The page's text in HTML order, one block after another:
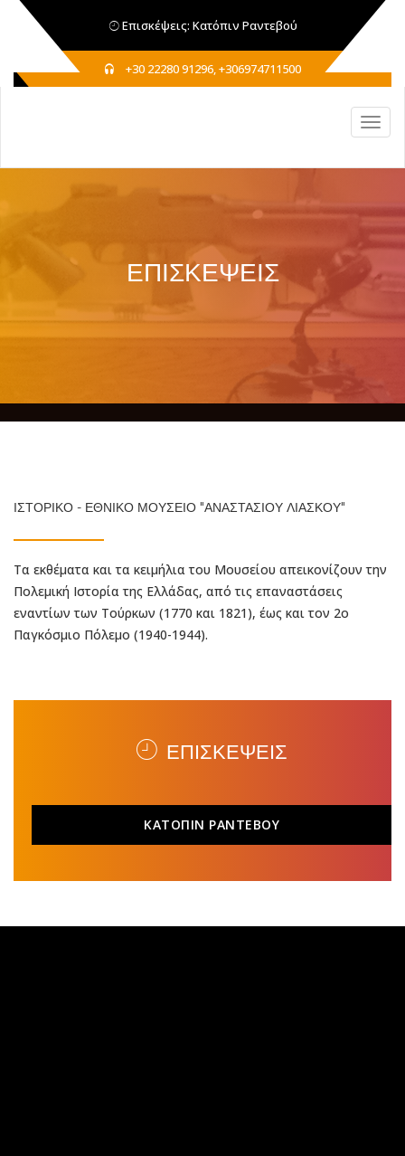
Επισκέψεις: Κατόπιν Ραντεβού
+30 22280 91296, +306974711500
ΕΠΙΣΚΕΨΕΙΣ
ΙΣΤΟΡΙΚΟ - ΕΘΝΙΚΟ ΜΟΥΣΕΙΟ "ΑΝΑΣΤΑΣΙΟΥ ΛΙΑΣΚΟΥ"
Τα εκθέματα και τα κειμήλια του Μουσείου απεικονίζουν την
Πολεμική Ιστορία της Ελλάδας, από τις επαναστάσεις
εναντίων των Τούρκων (1770 και 1821), έως και τον 2ο
Παγκόσμιο Πόλεμο (1940-1944).
ΕΠΙΣΚΕΨΕΙΣ
ΚΑΤΟΠΙΝ ΡΑΝΤΕΒΟΥ